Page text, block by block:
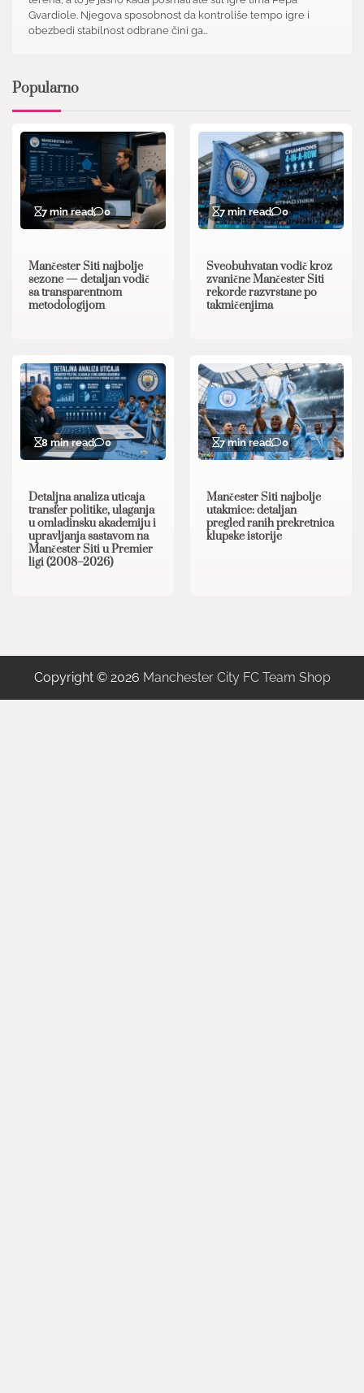
Gvardiole. Njegova sposobnost da kontroliše tempo igre i
obezbedi stabilnost odbrane čini ga…
Popularno
7 min read 0
Mančester Siti najbolje
sezone — detaljan vodič
sa transparentnom
metodologijom
7 min read 0
Sveobuhvatan vodič kroz
zvanične Mančester Siti
rekorde razvrstane po
takmičenjima
8 min read 0
Detaljna analiza uticaja
transfer politike, ulaganja
u omladinsku akademiju i
upravljanja sastavom na
Mančester Siti u Premier
ligi (2008–2026)
7 min read 0
Mančester Siti najbolje
utakmice: detaljan
pregled ranih prekretnica
klupske istorije
Copyright © 2026 Manchester City FC Team Shop